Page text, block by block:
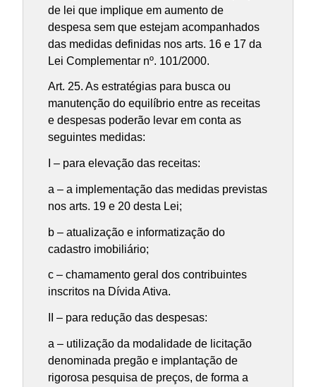
de lei que implique em aumento de
despesa sem que estejam acompanhados
das medidas definidas nos arts. 16 e 17 da
Lei Complementar nº. 101/2000.
Art. 25. As estratégias para busca ou
manutenção do equilíbrio entre as receitas
e despesas poderão levar em conta as
seguintes medidas:
I – para elevação das receitas:
a – a implementação das medidas previstas
nos arts. 19 e 20 desta Lei;
b – atualização e informatização do
cadastro imobiliário;
c – chamamento geral dos contribuintes
inscritos na Dívida Ativa.
II – para redução das despesas:
a – utilização da modalidade de licitação
denominada pregão e implantação de
rigorosa pesquisa de preços, de forma a